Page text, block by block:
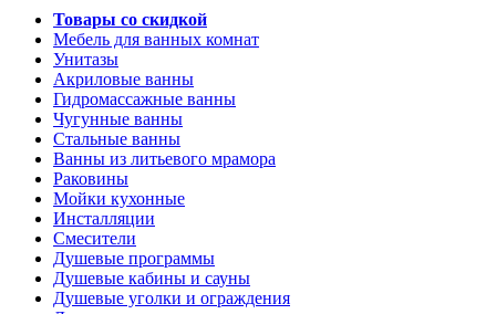
Товары со скидкой
Мебель для ванных комнат
Унитазы
Акриловые ванны
Гидромассажные ванны
Чугунные ванны
Стальные ванны
Ванны из литьевого мрамора
Раковины
Мойки кухонные
Инсталляции
Смесители
Душевые программы
Душевые кабины и сауны
Душевые уголки и ограждения